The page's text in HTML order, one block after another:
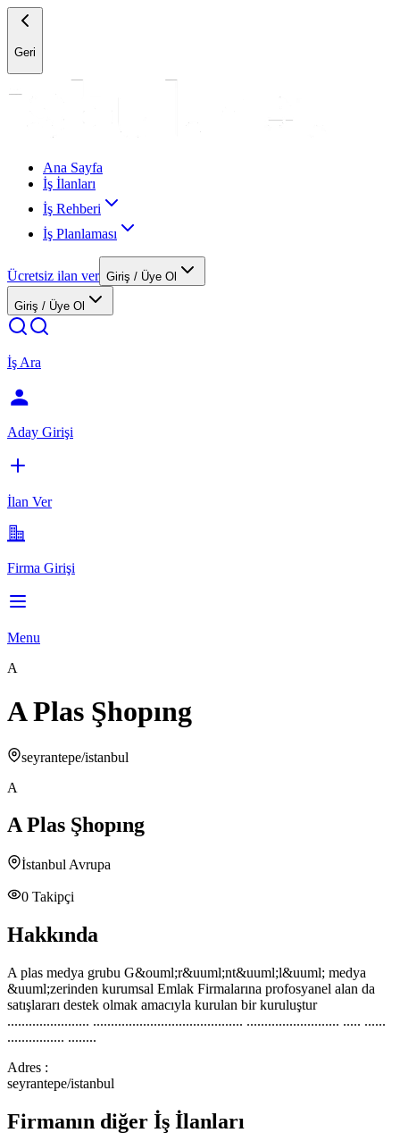
Geri
Ana Sayfa
İş İlanları
İş Rehberi
İş Planlaması
Ücretsiz ilan ver Giriş / Üye Ol
Giriş / Üye Ol
İş Ara
Aday Girişi
İlan Ver
Firma Girişi
Menu
A
A Plas Şhopıng
seyrantepe/istanbul
A
A Plas Şhopıng
İstanbul Avrupa
0 Takipçi
Hakkında
A plas medya grubu G&ouml;r&uuml;nt&uuml;l&uuml; medya
&uuml;zerinden kurumsal Emlak Firmalarına profosyanel alan da
satışlararı destek olmak amacıyla kurulan bir kuruluştur
....................... .......................................... .......................... ..... ......
................ ........
Adres :
seyrantepe/istanbul
Firmanın diğer İş İlanları